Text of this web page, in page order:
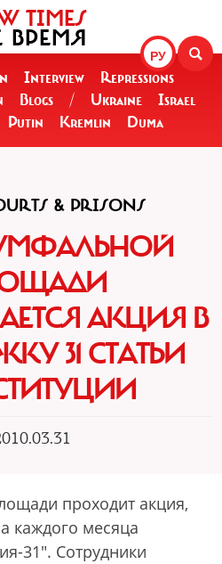
РУ
TIMES
ВРЕМЯ
Interview
Repressions
Blogs / Ukraine
Israel
Putin Kremlin Duma
& PRISONS
АКЦИЯ В
31 СТАТЬИ
проходит акция,
каждого месяца
31". Сотрудники